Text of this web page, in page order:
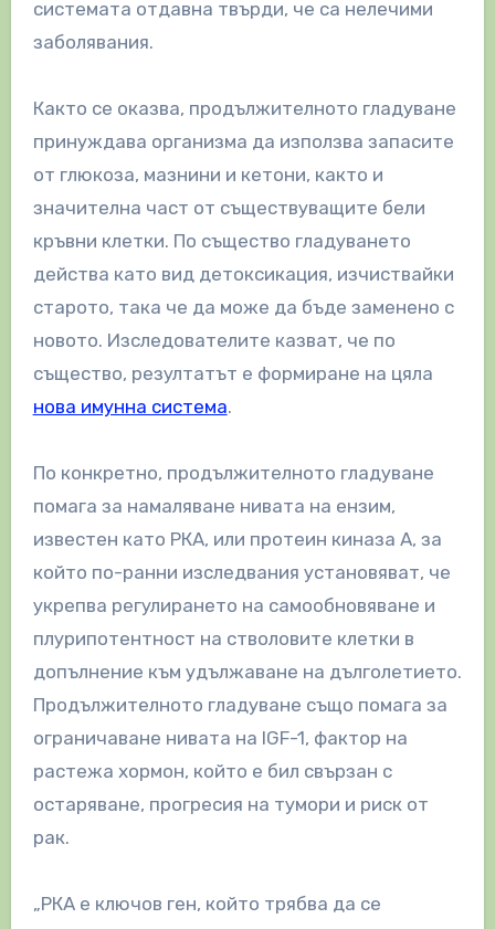
системата отдавна твърди, че са нелечими
заболявания.
Както се оказва, продължителното гладуване
принуждава организма да използва запасите
от глюкоза, мазнини и кетони, както и
значителна част от съществуващите бели
кръвни клетки. По същество гладуването
действа като вид детоксикация, изчиствайки
старото, така че да може да бъде заменено с
новото. Изследователите казват, че по
същество, резултатът е формиране на цяла
нова имунна система.
По конкретно, продължителното гладуване
помага за намаляване нивата на ензим,
известен като РКА, или протеин киназа А, за
който по-ранни изследвания установяват, че
укрепва регулирането на самообновяване и
плурипотентност на стволовите клетки в
допълнение към удължаване на дълголетието.
Продължителното гладуване също помага за
ограничаване нивата на IGF-1, фактор на
растежа хормон, който е бил свързан с
остаряване, прогресия на тумори и риск от
рак.
„РКА е ключов ген, който трябва да се